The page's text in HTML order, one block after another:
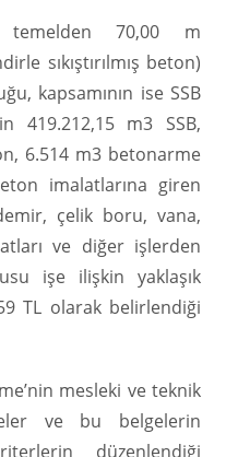
70,00 m
sıkıştırılmış beton)
kapsamının ise SSB
419.212,15 m3 SSB,
6.514 m3 betonarme
imalatlarına giren
çelik boru, vana,
ve diğer işlerden
işe ilişkin yaklaşık
TL olarak belirlendiği
mesleki ve teknik
ve bu belgelerin
düzenlendiği